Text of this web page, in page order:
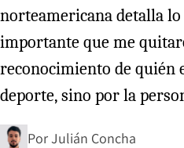
norteamericana detalla lo
importante que me
reconocimiento de quién
deporte, sino por la
PorJulián Concha